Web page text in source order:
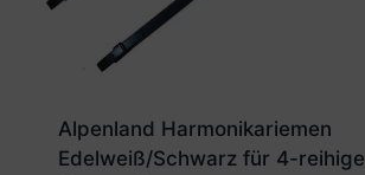
Alpenland Harmonikariemen
Edelweiß/Schwarz für 4-reihige